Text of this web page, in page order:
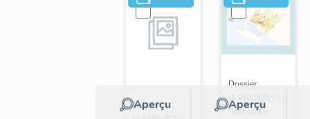
Aperçu
Dossier
Aperçu
Dossier
Réalisé par